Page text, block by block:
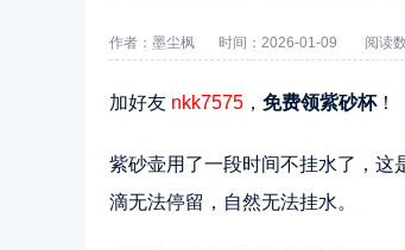
作者：墨尘枫 时间：2026-01-09 阅读
加好友 nkk7575 ， 免费领紫砂杯！
紫砂壶用了一段时间不挂水了，这
滴无法停留，自然无法挂水。